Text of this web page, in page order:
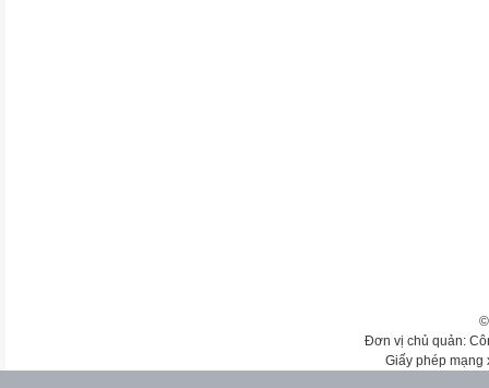
Đơn vị chủ quản:
Giấy phép mạng